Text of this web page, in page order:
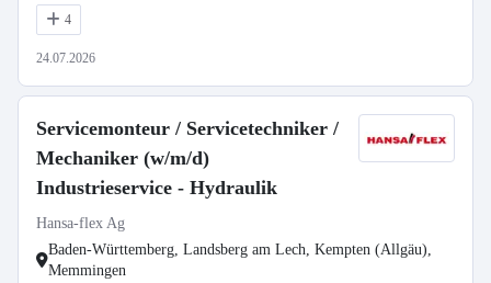
4
24.07.2026
Servicemonteur / Servicetechniker /
Mechaniker (w/m/d)
Industrieservice - Hydraulik
Hansa-flex Ag
Baden-Württemberg, Landsberg am Lech, Kempten (Allgäu),
Memmingen